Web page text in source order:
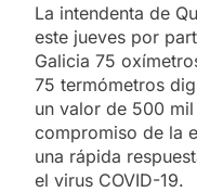
La intendenta de
este jueves por
Galicia 75
75 termómetros
un valor de 500
compromiso de la
una rápida
el virus COVID-19.